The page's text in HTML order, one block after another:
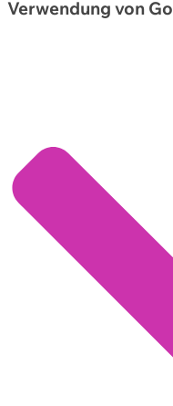
Verwendung von